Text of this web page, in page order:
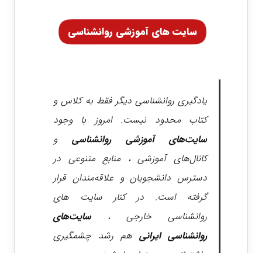
سایت های آموزشی روانشناسی
یادگیری روانشناسی دیگر فقط به کلاس و
کتاب محدود نیست. امروز با وجود
سایت‌های آموزشی روانشناسیو
کانال‌های آموزشی ، منابع متنوعی در
دسترس دانشجویان و علاقه‌مندان قرار
گرفته است. در کنار سایت های
روانشناسی خارجی ، سایت‌های
روانشناسی ایرانی هم رشد چشمگیری